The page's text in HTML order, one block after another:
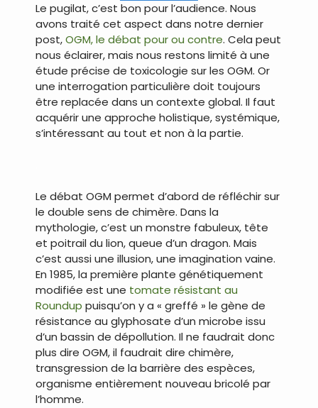
Le pugilat, c’est bon pour l’audience. Nous
avons traité cet aspect dans notre dernier
post,OGM, le débat pour ou contre. Cela peut
nous éclairer, mais nous restons limité à une
étude précise de toxicologie sur les OGM. Or
une interrogation particulière doit toujours
être replacée dans un contexte global. Il faut
acquérir une approche holistique, systémique,
s’intéressant au tout et non à la partie.
Le débat OGM permet d’abord de réfléchir sur
le double sens de chimère. Dans la
mythologie, c’est un monstre fabuleux, tête
et poitrail du lion, queue d’un dragon. Mais
c’est aussi une illusion, une imagination vaine.
En 1985, la première plante génétiquement
modifiée est une tomate résistant au
Roundup puisqu’on y a « greffé » le gène de
résistance au glyphosate d’un microbe issu
d’un bassin de dépollution. Il ne faudrait donc
plus dire OGM, il faudrait dire chimère,
transgression de la barrière des espèces,
organisme entièrement nouveau bricolé par
l’homme.